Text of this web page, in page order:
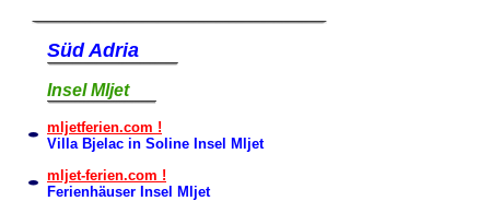
Süd Adria
Insel Mljet
mljetferien.com !
Villa Bjelac in Soline Insel Mljet
mljet-ferien.com !
Ferienhäuser Insel Mljet